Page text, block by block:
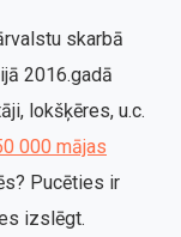
skarbā
2016.gadā
lokšķēres, u.c.
000 mājas
Pucēties ir
izslēgt.